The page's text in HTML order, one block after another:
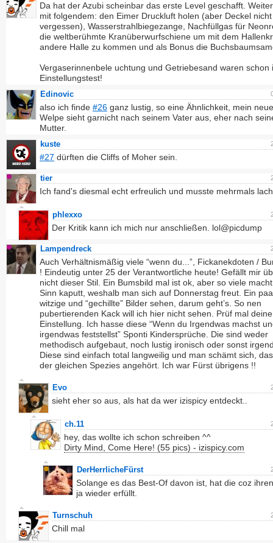
Da hat der Azubi scheinbar das erste Level geschafft.
mit folgendem: den Eimer Druckluft holen (aber Deckel nicht
vergessen), Wasserstrahlbiegezange, Nachfüllgas für
die weltberühmte Kranüberwurfschiene um mit dem
andere Halle zu kommen und als Bonus die
Vergaserinnenbele uchtung und Getriebesand waren schon
Einstellungstest!
Edinovic
also ich finde #26 ganz lustig, so eine Ähnlichkeit, mein
Welpe sieht garnicht nach seinem Vater aus, eher nach
Mutter.
kuste
#27 dürften die Cliffs of Moher sein.
tier
Ich fand's diesmal echt erfreulich und musste mehrmals
phlexxo
Der Kritik kann ich mich nur anschließen. lol@picdump
Lampendreck
Auch Verhältnismäßig viele “wenn du...”, Fickanekdoten /
! Eindeutig unter 25 der Verantwortliche heute! Gefällt mir
nicht dieser Stil. Ein Bumsbild mal ist ok, aber so viele
Sinn kaputt, weshalb man sich auf Donnerstag freut. Ein
witzige und “gechillte” Bilder sehen, darum geht’s. So nen
pubertierenden Kack will ich hier nicht sehen. Prüf mal deine
Einstellung. Ich hasse diese “Wenn du Irgendwas machst
irgendwas feststellst” Sponti Kindersprüche. Die sind weder
methodisch aufgebaut, noch lustig ironisch oder sonst
Diese sind einfach total langweilig und man schämt sich,
der gleichen Spezies angehört. Ich war Fürst übrigens !!
Evo
sieht eher so aus, als hat da wer izispicy entdeckt..
ch.11
hey, das wollte ich schon schreiben ^^
Dirty Mind, Come Here! (55 pics) - izispicy.com
DerHerrlicheFürst
Solange es das Best-Of davon ist, hat die coz
ja wieder erfüllt.
Turnschuh
Chill mal